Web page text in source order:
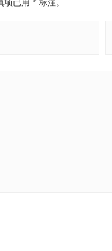
项已用* 标注。